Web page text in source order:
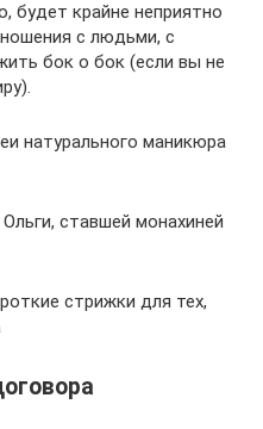
будет крайне неприятно
с людьми, с
бок о бок (если вы не
натурального маникюра
ставшей монахиней
стрижки для тех,